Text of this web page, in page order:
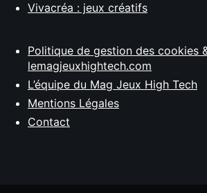
Vivacréa : jeux créatifs
Politique de gestion des cookies
lemagjeuxhightech.com
L’équipe du Mag Jeux High Tech
Mentions Légales
Contact